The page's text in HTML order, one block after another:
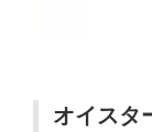
オイスタ